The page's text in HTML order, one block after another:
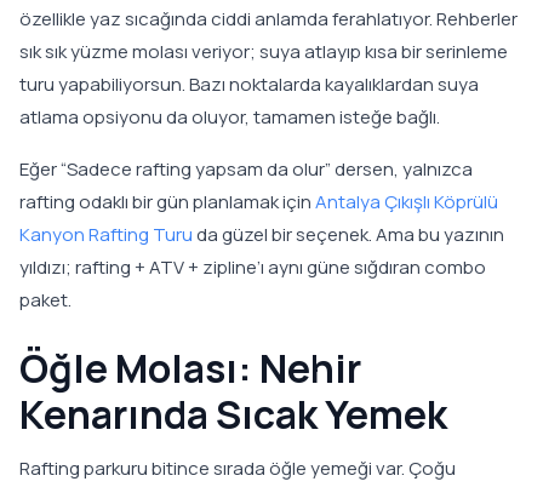
özellikle yaz sıcağında ciddi anlamda ferahlatıyor. Rehberler
sık sık yüzme molası veriyor; suya atlayıp kısa bir serinleme
turu yapabiliyorsun. Bazı noktalarda kayalıklardan suya
atlama opsiyonu da oluyor, tamamen isteğe bağlı.
Eğer “Sadece rafting yapsam da olur” dersen, yalnızca
rafting odaklı bir gün planlamak içinAntalya Çıkışlı Köprülü
Kanyon Rafting Turuda güzel bir seçenek. Ama bu yazının
yıldızı; rafting + ATV + zipline’ı aynı güne sığdıran combo
paket.
Öğle Molası: Nehir
Kenarında Sıcak Yemek
Rafting parkuru bitince sırada öğle yemeği var. Çoğu